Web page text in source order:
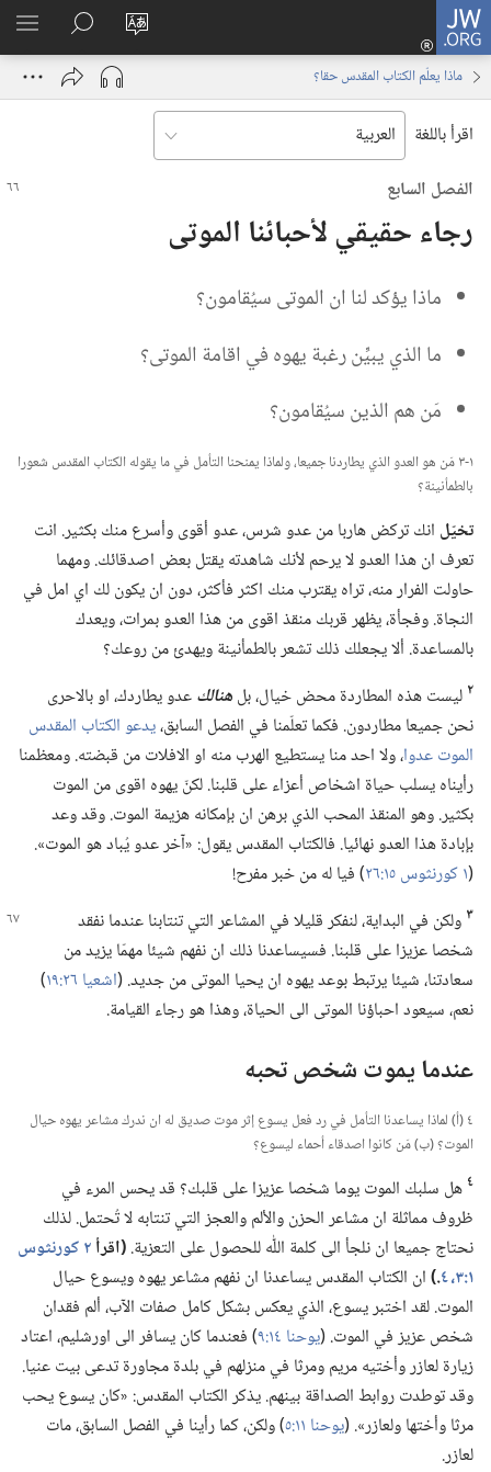
JW.ORG
تغيير
لغة
الموقع
تسجيل
الدخول
نافذة
البحث
في
JW.‎ORG
ماذا يعلّم الكتاب المقدس حقا؟‏
اقرأ باللغة
الفصل السابع
رجاء حقيقي لأحبائنا الموتى
ماذا يؤكد لنا ان الموتى سيُقامون؟‏
ما الذي يبيِّن رغبة يهوه في اقامة الموتى؟‏
مَن هم الذين سيُقامون؟‏
١-‏٣ مَن هو العدو الذي يطاردنا جميعا،‏ ولماذا يمنحنا التأمل في ما يقوله الكتاب المقدس شعورا
بالطمأنينة؟‏
تخيّل انك تركض هاربا من عدو شرس،‏ عدو أقوى وأسرع منك بكثير.‏ انت
تعرف ان هذا العدو لا يرحم لأنك شاهدته يقتل بعض اصدقائك.‏ ومهما
حاولت الفرار منه،‏ تراه يقترب منك اكثر فأكثر،‏ دون ان يكون لك اي امل في
النجاة.‏ وفجأة،‏ يظهر قربك منقذ اقوى من هذا العدو بمرات،‏ ويعدك
بالمساعدة.‏ ألا يجعلك ذلك تشعر بالطمأنينة ويهدئ من روعك؟‏
٢ ليست هذه المطاردة محض خيال،‏ بلهنالكعدو يطاردك،‏ او بالاحرى
نحن جميعا مطاردون.‏ فكما تعلّمنا في الفصل السابق،‏يدعو الكتاب المقدس
الموت عدوا‏،‏ ولا احد منا يستطيع الهرب منه او الافلات من قبضته.‏ ومعظمنا
رأيناه يسلب حياة اشخاص أعزاء على قلبنا.‏ لكنّ يهوه اقوى من الموت
بكثير.‏ وهو المنقذ المحب الذي برهن ان بإمكانه هزيمة الموت.‏ وقد وعد
بإبادة هذا العدو نهائيا.‏ فالكتاب المقدس يقول:‏ «آخر عدو يُباد هو الموت».‏
(‏١ كورنثوس ١٥:‏٢٦ ‏)‏ فيا له من خبر مفرح!‏
٣ ولكن في البداية،‏ لنفكر قليلا في المشاعر التي تنتابنا عندما نفقد
شخصا عزيزا على قلبنا.‏ فسيساعدنا ذلك ان نفهم شيئا مهمّا يزيد من
سعادتنا،‏ شيئا يرتبط بوعد يهوه ان يحيا الموتى من جديد.‏ (‏اشعيا ٢٦:‏١٩
‏)‏
نعم،‏ سيعود احباؤنا الموتى الى الحياة،‏ وهذا هو رجاء القيامة.‏
عندما يموت شخص تحبه
٤ (‏أ)‏ لماذا يساعدنا التأمل في رد فعل يسوع إثر موت صديق له ان ندرك مشاعر يهوه حيال
الموت؟‏ (‏ب)‏ مَن كانوا اصدقاء أحماء ليسوع؟‏
٤ هل سلبك الموت يوما شخصا عزيزا على قلبك؟‏ قد يحس المرء في
ظروف مماثلة ان مشاعر الحزن والألم والعجز التي تنتابه لا تُحتمل.‏ لذلك
نحتاج جميعا ان نلجأ الى كلمة اللّٰه للحصول على التعزية.‏‏(‏اقرأ ٢ كورنثوس
١:‏٣،‏ ٤
‏.‏)‏ان الكتاب المقدس يساعدنا ان نفهم مشاعر يهوه ويسوع حيال
الموت.‏ لقد اختبر يسوع،‏ الذي يعكس بشكل كامل صفات الآب،‏ ألم فقدان
شخص عزيز في الموت.‏ (‏يوحنا ١٤:‏٩
‏)‏ فعندما كان يسافر الى اورشليم،‏ اعتاد
زيارة لعازر وأختيه مريم ومرثا في منزلهم في بلدة مجاورة تدعى بيت عنيا.‏
وقد توطدت روابط الصداقة بينهم.‏ يذكر الكتاب المقدس:‏ «كان يسوع يحب
مرثا وأختها ولعازر».‏ (‏يوحنا ١١:‏٥
‏)‏ ولكن،‏ كما رأينا في الفصل السابق،‏ مات
لعازر.‏